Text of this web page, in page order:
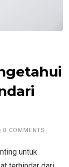
0 COMMENTS
untuk